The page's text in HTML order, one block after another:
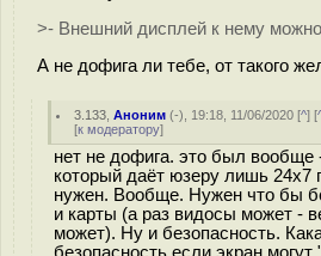
>- Внешний дисплей к нему
А не дофига ли тебе, от такого
3.133 ,Аноним (-), 19:18, 11/06/2020 [^] [
[к модератору]
нет не дофига. это был
который даёт юзеру лишь 24х7
нужен. Вообще. Нужен что бы
и карты (а раз видосы может -
может). Ну и безопасность.